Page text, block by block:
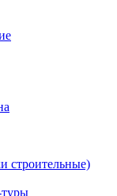
строительные)